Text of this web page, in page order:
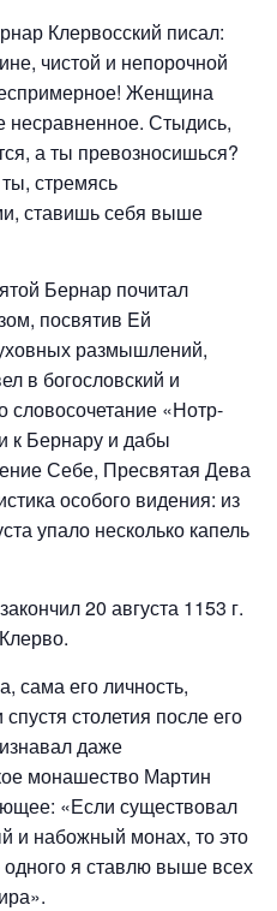
Клервосский писал:
чистой и непорочной
Женщина
несравненное. Стыдись,
а ты превозносишься?
стремясь
ставишь себя выше
Бернар почитал
посвятив Eй
размышлений,
в богословский и
словосочетание «Нотр-
к Бернару и дабы
Себе, Пресвятая Дева
особого видения: из
упало несколько капель
20 августа 1153 г.
сама его личность,
столетия после его
даже
монашество Мартин
«Если существовал
и набожный монах, то это
я ставлю выше всех